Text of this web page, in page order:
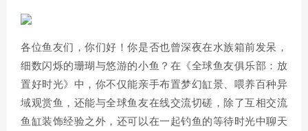
各位鱼友们，你们好！你是否也曾深夜在水族箱前发呆，
细数闪烁的珊瑚与悠游的小鱼？在《全球鱼友俱乐部：放
置好时光》中，你不仅能亲手布置梦幻缸景、喂养百种异
域观赏鱼，还能与全球鱼友在线交流切磋，除了互相交流
鱼缸装饰经验之外，还可以在一起钓鱼的等待时光中聊天